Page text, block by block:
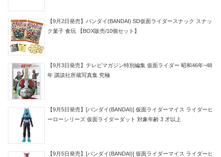
【9月2日発売】バンダイ(BANDAI) SD仮面ライダースナック スナッ
ク菓子 食玩 【BOX販売/10個セット】
【9月3日発売】テレビマガジン特別編集 仮面ライダー 昭和46年~48
年 講談社所蔵写真集 究極
【9月5日発売】[バンダイ(BANDAI)] 仮面ライダーマイス ライダーヒ
ーローシリーズ 仮面ライダーダット 対象年齢 3 才以上
【9月5日発売】[バンダイ(BANDAI)] 仮面ライダーマイス ライダーヒ